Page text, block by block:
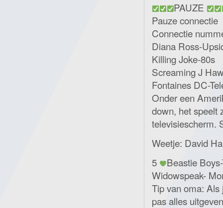
PAUZE
Pauze connectie
Connectie
Diana Ross-
Killing Joke-80s
Screaming J
Fontaines DC-
Onder een
down, het speelt
televisiescherm.
Weetje: David
5
Beastie
Widowspeak-
Tip van oma: Als
pas alles